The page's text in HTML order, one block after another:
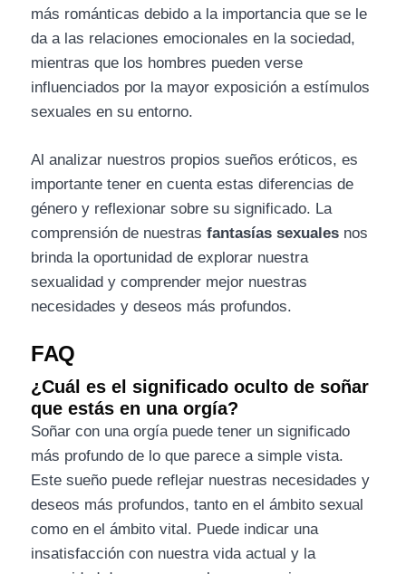
más románticas debido a la importancia que se le
da a las relaciones emocionales en la sociedad,
mientras que los hombres pueden verse
influenciados por la mayor exposición a estímulos
sexuales en su entorno.
Al analizar nuestros propios sueños eróticos, es
importante tener en cuenta estas diferencias de
género y reflexionar sobre su significado. La
comprensión de nuestras fantasías sexuales nos
brinda la oportunidad de explorar nuestra
sexualidad y comprender mejor nuestras
necesidades y deseos más profundos.
FAQ
¿Cuál es el significado oculto de soñar
que estás en una orgía?
Soñar con una orgía puede tener un significado
más profundo de lo que parece a simple vista.
Este sueño puede reflejar nuestras necesidades y
deseos más profundos, tanto en el ámbito sexual
como en el ámbito vital. Puede indicar una
insatisfacción con nuestra vida actual y la